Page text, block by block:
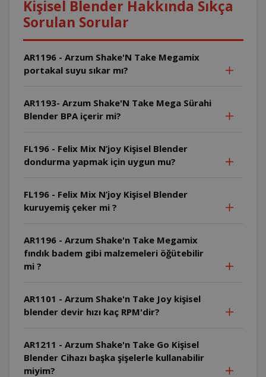
Kişisel Blender Hakkında Sıkça
Sorulan Sorular
AR1196 - Arzum Shake'N Take Megamix
portakal suyu sıkar mı?
AR1193- Arzum Shake'N Take Mega Sürahi
Blender BPA içerir mi?
FL196 - Felix Mix N’joy Kişisel Blender
dondurma yapmak için uygun mu?
FL196 - Felix Mix N’joy Kişisel Blender
kuruyemiş çeker mi ?
AR1196 - Arzum Shake'n Take Megamix
fındık badem gibi malzemeleri öğütebilir
mi ?
AR1101 - Arzum Shake'n Take Joy kişisel
blender devir hızı kaç RPM'dir?
AR1211 - Arzum Shake'n Take Go Kişisel
Blender Cihazı başka şişelerle kullanabilir
miyim?